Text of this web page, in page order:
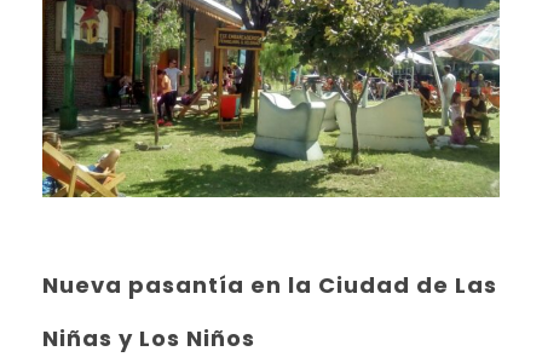
Nueva pasantía en la Ciudad de Las
Niñas y Los Niños